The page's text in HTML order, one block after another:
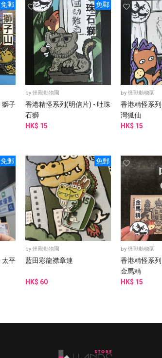
免郵
獅子
免郵
by怪獸動物園
香港精怪系列(明信片) - 吐珠
石獅
HK$ 15
by 怪獸動物園
香港精怪系
灣狐仙
HK$ 15
免郵
太平
免郵
by怪獸動物園
藍田彩龍襟章連
HK$ 60
by 怪獸動物園
香港精怪系
金馬精
HK$ 15